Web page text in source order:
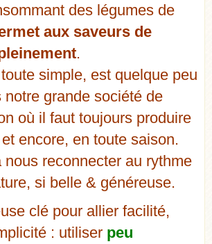
des légumes de
aux saveurs de
.
simple, est quelque peu
notre grande société de
où il faut toujours produire
encore, en toute saison.
nous reconnecter au rythme
si belle & généreuse.
clé pour allier facilité,
: utiliser peu